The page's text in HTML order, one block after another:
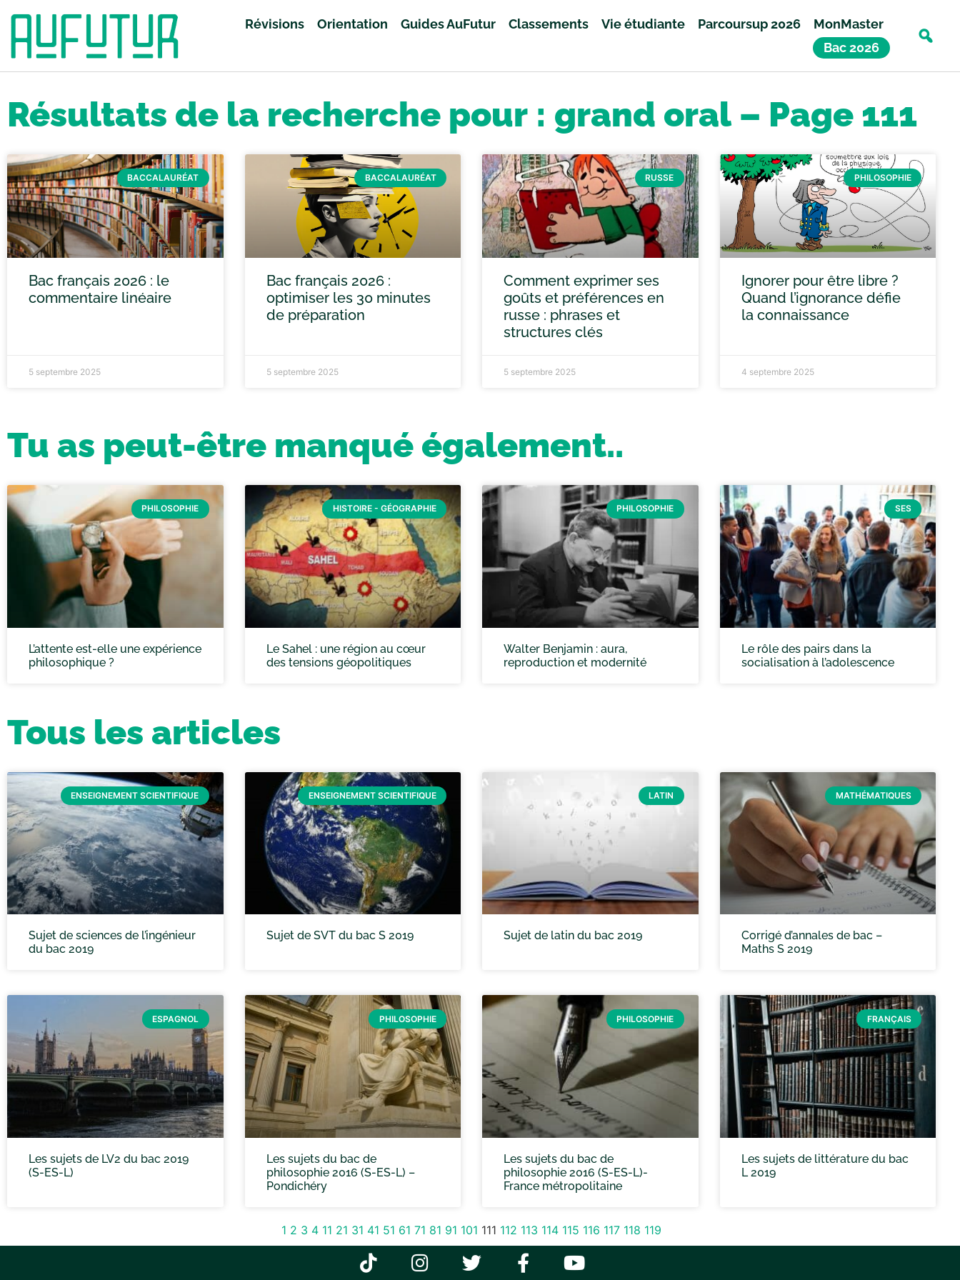
Révisions Orientation Guides AuFutur Classements Vie étudiante Parcoursup 2026
MonMaster
Bac 2026
Résultats de la recherche pour : grand oral – Page 111
BACCALAURÉAT
Bac français 2026 : le
commentaire linéaire
5 septembre 2025
BACCALAURÉAT
Bac français 2026 :
optimiser les 30 minutes
de préparation
5 septembre 2025
RUSSE
Comment exprimer ses
goûts et préférences en
russe : phrases et
structures clés
5 septembre 2025
PHILOSOPHIE
Ignorer pour être libre ?
Quand l’ignorance défie
la connaissance
4 septembre 2025
Tu as peut-être manqué également..
PHILOSOPHIE
L’attente est-elle une expérience
philosophique ?
HISTOIRE - GÉOGRAPHIE
Le Sahel : une région au cœur
des tensions géopolitiques
PHILOSOPHIE
Walter Benjamin : aura,
reproduction et modernité
SES
Le rôle des pairs dans la
socialisation à l’adolescence
Tous les articles
ENSEIGNEMENT SCIENTIFIQUE
Sujet de sciences de l’ingénieur
du bac 2019
ENSEIGNEMENT SCIENTIFIQUE
Sujet de SVT du bac S 2019
LATIN
Sujet de latin du bac 2019
MATHÉMATIQUES
Corrigé d’annales de bac –
Maths S 2019
ESPAGNOL
Les sujets de LV2 du bac 2019
(S-ES-L)
PHILOSOPHIE
Les sujets du bac de
philosophie 2016 (S-ES-L) –
Pondichéry
PHILOSOPHIE
Les sujets du bac de
philosophie 2016 (S-ES-L)-
France métropolitaine
FRANÇAIS
Les sujets de littérature du bac
L 2019
1 2 3 4 11 21 31 41 51 61 71 81 91 101 111 112 113 114 115 116 117 118 119